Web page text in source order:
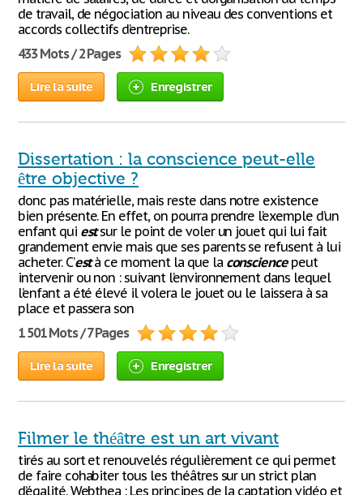
de travail, de négociation au niveau des conventions et
accords collectifs d’entreprise.
433 Mots / 2 Pages
Lire la suite Enregistrer
Dissertation : la conscience peut-elle
être objective ?
donc pas matérielle, mais reste dans notre existence
bien présente. En effet, on pourra prendre l’exemple d’un
enfant qui estsur le point de voler un jouet qui lui fait
grandement envie mais que ses parents se refusent à lui
acheter. C’està ce moment la que la consciencepeut
intervenir ou non : suivant l’environnement dans lequel
l’enfant a été élevé il volera le jouet ou le laissera à sa
place et passera son
1 501 Mots / 7 Pages
Lire la suite Enregistrer
Filmer le théâtre est un art vivant
tirés au sort et renouvelés régulièrement ce qui permet
de faire cohabiter tous les théâtres sur un strict plan
d’égalité. Webthea : Les principes de la captation vidéo et